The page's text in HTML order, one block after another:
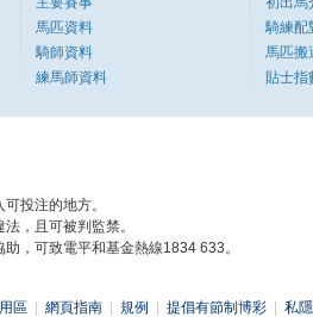
馬匹資料
騎師資料
練馬師資料
騎練配
馬匹搬
貼士指
投注的地方。
，且可被判監禁。
，可致電平和基金熱線1834 633。
區 網頁指南 規例 提倡有節制博彩 私